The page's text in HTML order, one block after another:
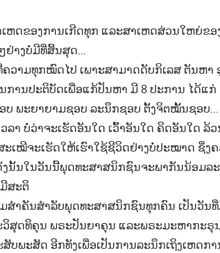
ຫດຂອງການເກີດທຸກ ແລະສາເຫດສ່ວນໃຫຍ່ຂອ
ຢ່າງບໍ່ມີທີ່ສິ້ນສຸດ…
ຄວາມທຸກໝົດໄປ ເພາະສາມາດດັບກິເລສ ຕັນຫາ
ການປະຕິບັດເພື່ອແກ້ປັນຫາ ມີ 8 ປະການ ໄດ້ແ
ບ ພະຍາຍາມຊອບ ລະນຶກຊອບ ຕັ້ງຈິຕໝັ້ນຊອບ…
າ ບໍ່ວ່າຈະເຮັດອັນໃດ ເວົ້າອັນໃດ ຄິດອັນໃດ ລ້ວ
ເໝີຈະເຮັດໃຫ້ເຮົາໃຊ້ຊີວິດຢ່າງບໍ່ປະໝາດ ຊຶ່ງ
ນັ້ນໃນວັນນີ້ພຸດທະສາສນິກຊົນຈະພາກັນນ້ອມລ
ສະຕິ
ສຳຄັນສຳລັບພຸດທະສາສນິກຊົນທຸກຄົນ ເປັນວັນ
ວິສຸດທິຄຸນ ພຣະປັນຍາຄຸນ ແລະພຣະມະຫາກະຣຸ
ບພະສັດ ອີກທັງເພື່ອເປັນການລະນຶກເຖິງເຫດກ